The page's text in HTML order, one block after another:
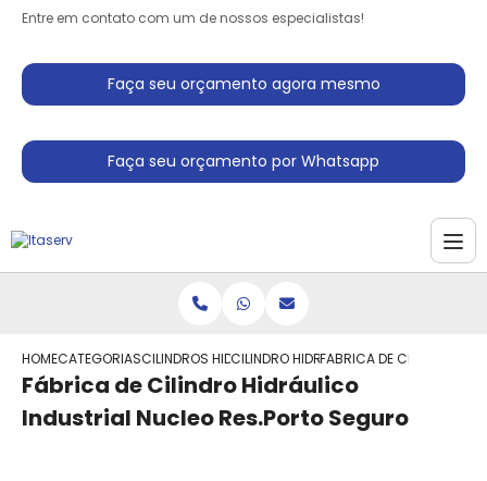
Entre em contato com um de nossos especialistas!
Faça seu orçamento agora mesmo
Faça seu orçamento por Whatsapp
HOMECATEGORIASCILINDROS HIDRAULICOCILINDRO HIDRAULICO PEQUENO
FABRICA DE CILINDRO
Fábrica de Cilindro Hidráulico
Industrial Nucleo Res.Porto Seguro